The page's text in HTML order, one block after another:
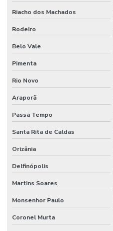
Riacho dos Machados
Rodeiro
Belo Vale
Pimenta
Rio Novo
Araporã
Passa Tempo
Santa Rita de Caldas
Orizânia
Delfinópolis
Martins Soares
Monsenhor Paulo
Coronel Murta